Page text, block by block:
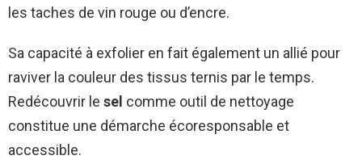
les taches de vin rouge ou d’encre.
Sa capacité à exfolier en fait également un allié pour
raviver la couleur des tissus ternis par le temps.
Redécouvrir le sel comme outil de nettoyage
constitue une démarche écoresponsable et
accessible.